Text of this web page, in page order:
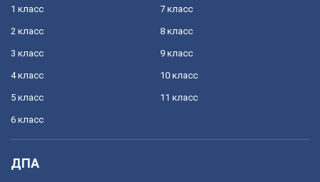
1 класс
2 класс
3 класс
4 класс
5 класс
6 класс
7 класс
8 класс
9 класс
10 класс
11 класс
ДПА